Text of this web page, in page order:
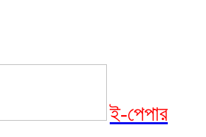
ই-পেপার